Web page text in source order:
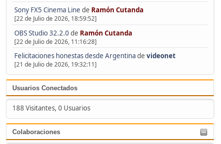
Sony FX5 Cinema Line de Ramón Cutanda
[22 de Julio de 2026, 18:59:52]
OBS Studio 32.2.0 de Ramón Cutanda
[22 de Julio de 2026, 11:16:28]
Felicitaciones honestas desde Argentinade videonet
[21 de Julio de 2026, 19:32:11]
Usuarios Conectados
188 Visitantes, 0 Usuarios
Colaboraciones